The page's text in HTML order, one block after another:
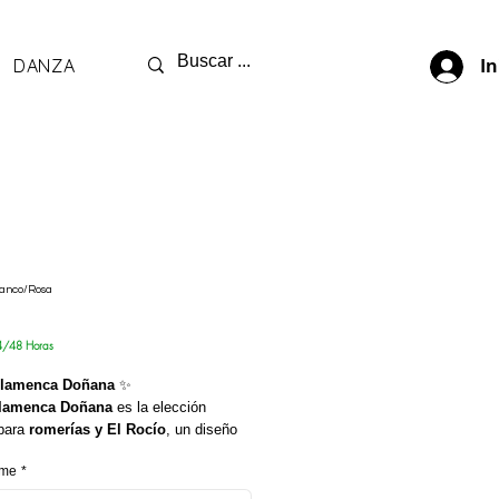
DANZA
Rosa
48 Horas
Doñana✨
Doñanaes la elección
romerías y El Rocío, un diseño
en delicado tejido de
*